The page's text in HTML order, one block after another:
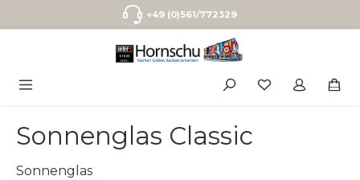
Zum Hauptinhalt springen+49 (0)561/772329
Sonnenglas Classic
Sonnenglas